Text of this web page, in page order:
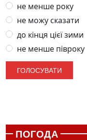
не менше року
не можу сказати
до кінця цієї зими
не менше півроку
ПОГОДА